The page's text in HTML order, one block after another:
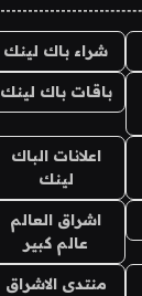
شراء باك لينك
باقات باك لينك
اعلانات الباك
لينك
اشراق العالم
عالم كبير
منتدى الاشراق